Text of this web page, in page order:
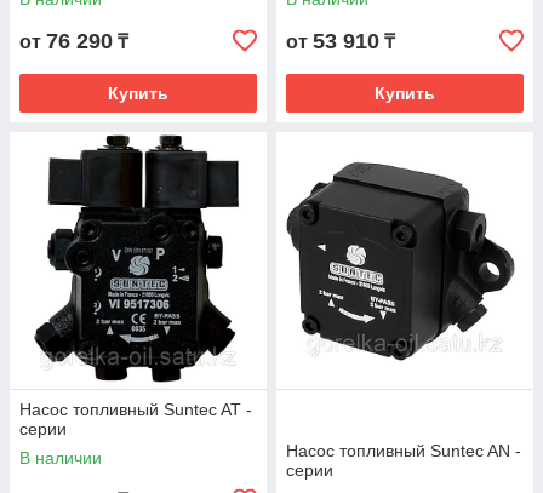
от 76 290 ₸
Купить
от 53 910 ₸
Купить
Насос топливный Suntec AT -
серии
В наличии
Насос топливный Suntec AN -
серии